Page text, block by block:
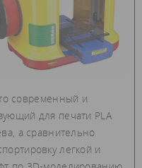
современный и
для печати PLA
а сравнительно
легкой и